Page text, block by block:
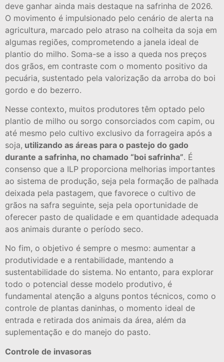
deve ganhar ainda mais destaque na safrinha de 2026.
O movimento é impulsionado pelo cenário de alerta na
agricultura, marcado pelo atraso na colheita da soja em
algumas regiões, comprometendo a janela ideal de
plantio do milho. Soma-se a isso a queda nos preços
dos grãos, em contraste com o momento positivo da
pecuária, sustentado pela valorização da arroba do boi
gordo e do bezerro.
Nesse contexto, muitos produtores têm optado pelo
plantio de milho ou sorgo consorciados com capim, ou
até mesmo pelo cultivo exclusivo da forrageira após a
soja, utilizando as áreas para o pastejo do gado
durante a safrinha, no chamado “boi safrinha”. É
consenso que a ILP proporciona melhorias importantes
ao sistema de produção, seja pela formação de palhada
deixada pela pastagem, que favorece o cultivo de
grãos na safra seguinte, seja pela oportunidade de
oferecer pasto de qualidade e em quantidade adequada
aos animais durante o período seco.
No fim, o objetivo é sempre o mesmo: aumentar a
produtividade e a rentabilidade, mantendo a
sustentabilidade do sistema. No entanto, para explorar
todo o potencial desse modelo produtivo, é
fundamental atenção a alguns pontos técnicos, como o
controle de plantas daninhas, o momento ideal de
entrada e retirada dos animais da área, além da
suplementação e do manejo do pasto.
Controle de invasoras